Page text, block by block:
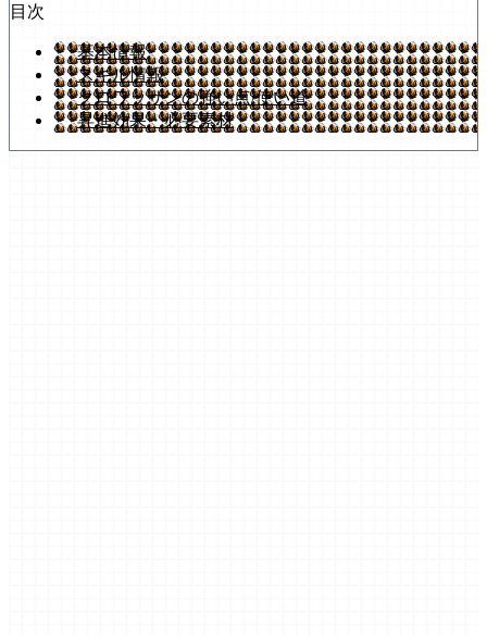
目次
基本情報
スキル情報
クロワッサンの強い点/使い道
昇進効果・必要素材